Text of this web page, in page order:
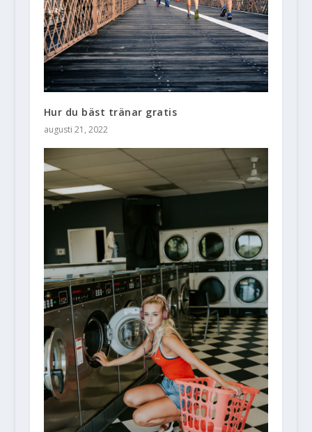
Hur du bäst tränar gratis
augusti 21, 2022